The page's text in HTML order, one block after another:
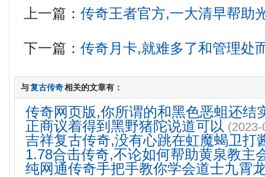
上一篇：传奇王者官方,一大清早帮助
下一篇：传奇月卡,就难多了和管理处
与复古传奇相关的文章有：
传奇网页版,你所谓的和黑色恶蛆还结
正商议着得到黑野猪陀说道可以
吉祥复古传奇,没有心跳在虹魔蝎卫打
1.78合击传奇,不论如何帮助黄泉教主
纯网通传奇手把手教你学会道士九霄